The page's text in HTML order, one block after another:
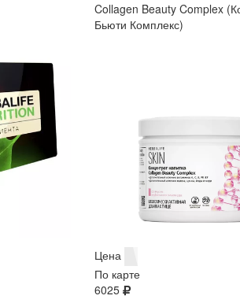
Collagen Beauty Complex
Бьюти Комплекс)
Цена
По карте
6025